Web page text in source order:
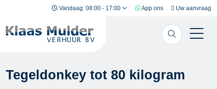
Ga naar inhoud Vandaag: 08:00 - 17:00 App ons Uw aanvraag
Tegeldonkey tot 80 kilogram